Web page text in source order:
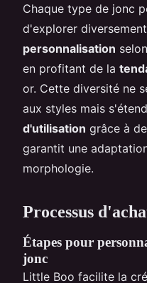
Chaque type de jonc
d'explorer diversement
personnalisation
en profitant de la
or. Cette diversité ne
aux styles mais
d'utilisation grâce à
garantit une
morphologie.
Processus
Étapes pour
jonc
Little Boo facilite la